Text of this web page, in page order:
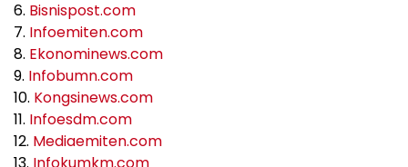
6. Bisnispost.com
7. Infoemiten.com
8. Ekonominews.com
9. Infobumn.com
10. Kongsinews.com
11. Infoesdm.com
12. Mediaemiten.com